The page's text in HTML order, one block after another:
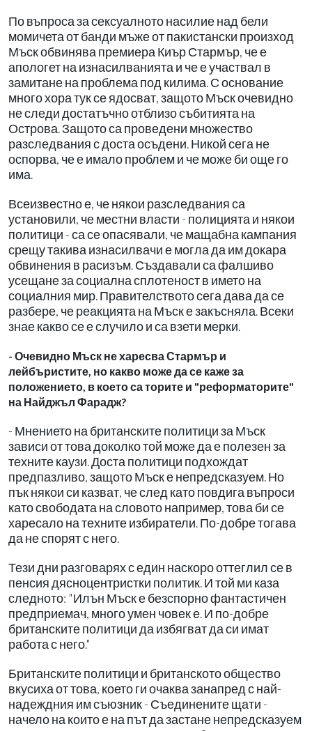
По въпроса за сексуалното насилие над бели
момичета от банди мъже от пакистански произход
Мъск обвинява премиера Киър Стармър, че е
апологет на изнасилванията и че е участвал в
замитане на проблема под килима. С основание
много хора тук се ядосват, защото Мъск очевидно
не следи достатъчно отблизо събитията на
Острова. Защото са проведени множество
разследвания с доста осъдени. Никой сега не
оспорва, че е имало проблем и че може би още го
има.
Всеизвестно е, че някои разследвания са
установили, че местни власти - полицията и някои
политици - са се опасявали, че мащабна кампания
срещу такива изнасилвачи е могла да им докара
обвинения в расизъм. Създавали са фалшиво
усещане за социална сплотеност в името на
социалния мир. Правителството сега дава да се
разбере, че реакцията на Мъск е закъсняла. Всеки
знае какво се е случило и са взети мерки.
- Очевидно Мъск не харесва Стармър и
лейбъристите, но какво може да се каже за
положението, в което са торите и "реформаторите"
на Найджъл Фарадж?
- Мнението на британските политици за Мъск
зависи от това доколко той може да е полезен за
техните каузи. Доста политици подхождат
предпазливо, защото Мъск е непредсказуем. Но
пък някои си казват, че след като повдига въпроси
като свободата на словото например, това би се
харесало на техните избиратели. По-добре тогава
да не спорят с него.
Тези дни разговарях с един наскоро оттеглил се в
пенсия дясноцентристки политик. И той ми каза
следното: "Илън Мъск е безспорно фантастичен
предприемач, много умен човек е. И по-добре
британските политици да избягват да си имат
работа с него."
Британските политици и британското общество
вкусиха от това, което ги очаква занапред с най-
надеждния им съюзник - Съединените щати -
начело на които е на път да застане непредсказуем